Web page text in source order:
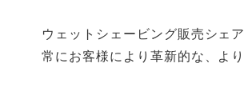
ウェットシェービング販売シェ
常にお客様により革新的な、よ